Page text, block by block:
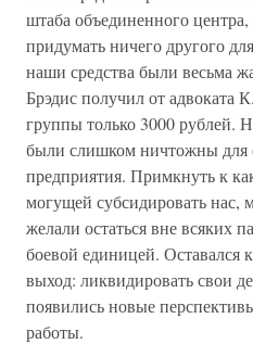
штаба объединенного
придумать ничего другого
наши средства были весьма
Брэдис получил от адвоката
группы только 3000 рублей.
были слишком ничтожны для
предприятия. Примкнуть к
могущей субсидировать нас,
желали остаться вне всяких
боевой единицей. Оставался
выход: ликвидировать свои
появились новые
работы.